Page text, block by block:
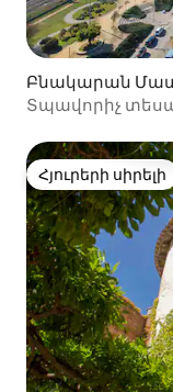
Բնակարան
Տպավորիչ
Հյուրերի սիրելի
Հյուրերի սիրելի